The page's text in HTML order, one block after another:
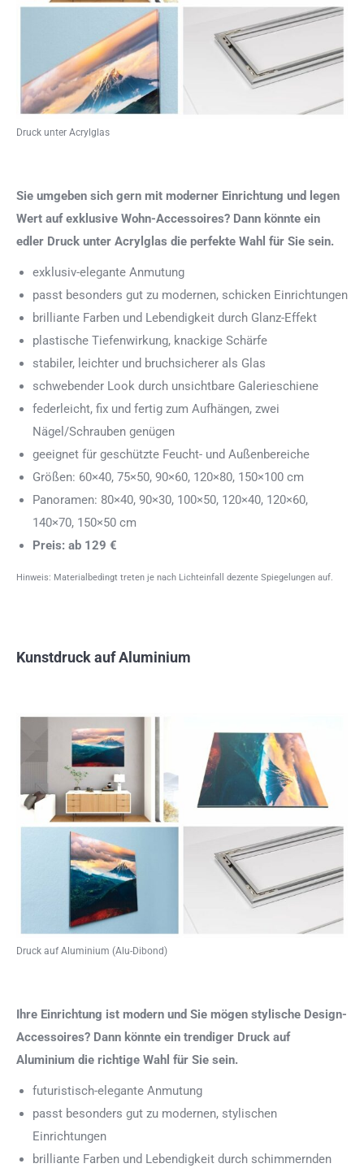
Druck unter Acrylglas
Sie umgeben sich gern mit moderner Einrichtung und legen
Wert auf exklusive Wohn-Accessoires? Dann könnte ein
edler Druck unter Acrylglas die perfekte Wahl für Sie sein.
exklusiv-elegante Anmutung
passt besonders gut zu modernen, schicken Einrichtungen
brilliante Farben und Lebendigkeit durch Glanz-Effekt
plastische Tiefenwirkung, knackige Schärfe
stabiler, leichter und bruchsicherer als Glas
schwebender Look durch unsichtbare Galerieschiene
federleicht, fix und fertig zum Aufhängen, zwei
Nägel/Schrauben genügen
geeignet für geschützte Feucht- und Außenbereiche
Größen: 60×40, 75×50, 90×60, 120×80, 150×100 cm
Panoramen: 80×40, 90×30, 100×50, 120×40, 120×60,
140×70, 150×50 cm
Preis: ab 129 €
Hinweis: Materialbedingt treten je nach Lichteinfall dezente Spiegelungen auf.
Kunstdruck auf Aluminium
Druck auf Aluminium (Alu-Dibond)
Ihre Einrichtung ist modern und Sie mögen stylische Design-
Accessoires? Dann könnte ein trendiger Druck auf
Aluminium die richtige Wahl für Sie sein.
futuristisch-elegante Anmutung
passt besonders gut zu modernen, stylischen
Einrichtungen
brilliante Farben und Lebendigkeit durch schimmernden